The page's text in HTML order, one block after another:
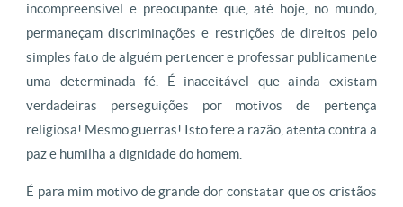
incompreensível e preocupante que, até hoje, no mundo,
permaneçam discriminações e restrições de direitos pelo
simples fato de alguém pertencer e professar publicamente
uma determinada fé. É inaceitável que ainda existam
verdadeiras perseguições por motivos de pertença
religiosa! Mesmo guerras! Isto fere a razão, atenta contra a
paz e humilha a dignidade do homem.
É para mim motivo de grande dor constatar que os cristãos